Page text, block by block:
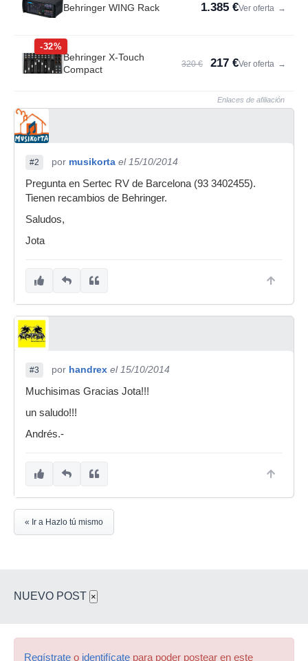
Behringer WING Rack 1.385 €Ver oferta →
-32%
Behringer X-Touch
Compact
320 € 217 €Ver oferta →
Enlaces de afiliación
#2 por musikorta el 15/10/2014
Pregunta en Sertec RV de Barcelona (93 3402455).
Tienen recambios de Behringer.
Saludos,
Jota
#3 por handrex el 15/10/2014
Muchisimas Gracias Jota!!!
un saludo!!!
Andrés.-
« Ir a Hazlo tú mismo
NUEVO POST ×
Regístrate o identifícate para poder postear en este